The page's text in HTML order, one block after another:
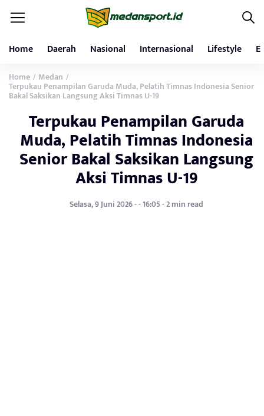
Home Daerah Nasional Internasional Lifestyle
Home / Medan /
Terpukau Penampilan Garuda Muda, Pelatih Timnas Indonesia Senior
Bakal Saksikan Langsung Aksi Timnas U-19
Terpukau Penampilan Garuda
Muda, Pelatih Timnas Indonesia
Senior Bakal Saksikan Langsung
Aksi Timnas U-19
Selasa, 9 Juni 2026 - - 16:05 - 2 min read